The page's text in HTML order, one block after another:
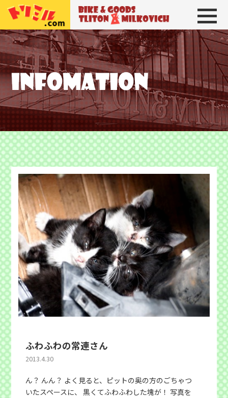
トリトン＆ミルコビッチ BIKE＆
ふわふわの常連さん
2013.4.30
ん？ んん？ よく見ると、ピットの奥の方のごちゃつ
いたスペースに、 黒くてふわふわした塊が！ 写真を